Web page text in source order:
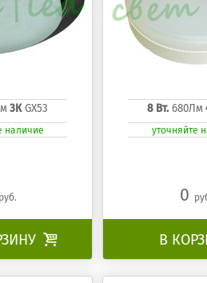
3КGX53
наличие
руб.

8 Вт. 680Лм
уточняйте
0
В